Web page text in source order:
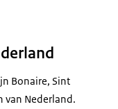
Bonaire, Sint
van Nederland.